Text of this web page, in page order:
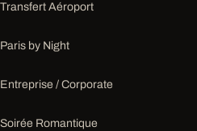
Transfert Aéroport
Paris by Night
Entreprise / Corporate
Soirée Romantique